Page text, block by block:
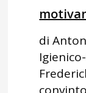
di